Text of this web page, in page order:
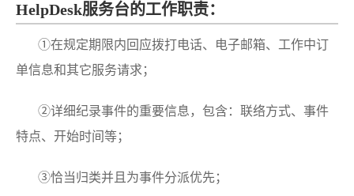
HelpDesk服务台的工作职责：
①在规定期限内回应拨打电话、电子邮箱、工作中订
单信息和其它服务请求；
②详细纪录事件的重要信息，包含：联络方式、事件
特点、开始时间等；
③恰当归类并且为事件分派优先；